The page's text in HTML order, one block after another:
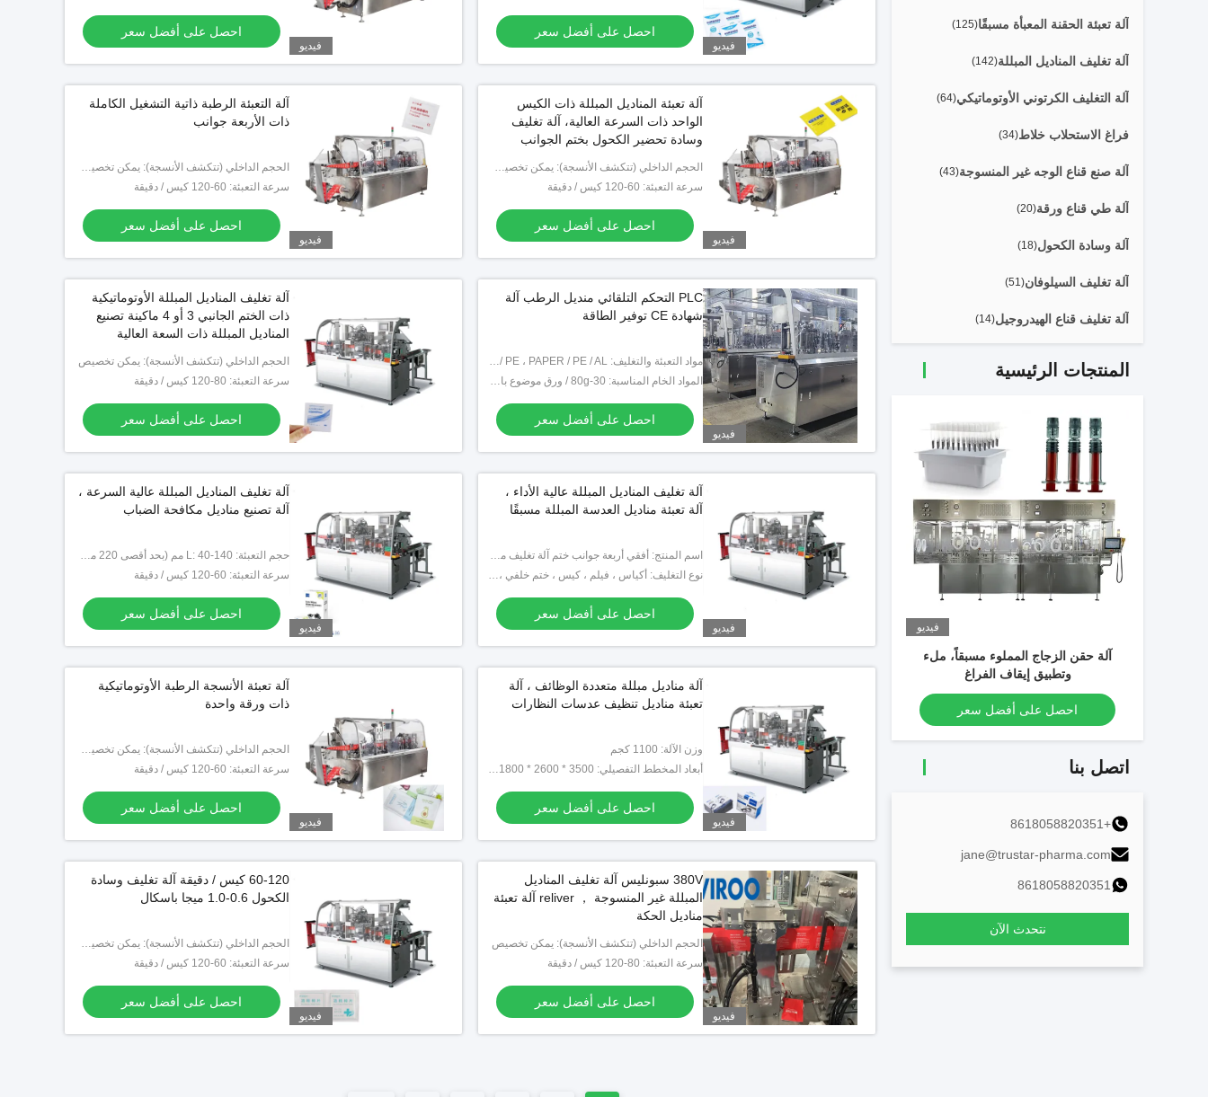
آلة تعبئة الحقنة المعبأة مسبقًا(125)
آلة تغليف المناديل المبللة(142)
آلة التغليف الكرتوني الأوتوماتيكي(64)
فراغ الاستحلاب خلاط(34)
آلة صنع قناع الوجه غير المنسوجة(43)
آلة طي قناع ورقة(20)
آلة وسادة الكحول(18)
آلة تغليف السيلوفان(51)
آلة تغليف قناع الهيدروجيل(14)
المنتجات الرئيسية
فيديو
آلة حقن الزجاج المملوء مسبقاً، ملء
وتطبيق إيقاف الفراغ
احصل على أفضل سعر
فيديو
تفريغ وحماية من التدفق الصفحي
احصل على أفضل سعر
الأوتوماتيكية
احصل على أفضل سعر
اتصل بنا
+8618058820351
jane@trustar-pharma.com
8618058820351
نتحدث الآن
فيديو
احصل على أفضل سعر
فيديو
احصل على أفضل سعر
فيديو
آلة تعبئة المناديل المبللة ذات الكيس
الواحد ذات السرعة العالية، آلة تغليف
وسادة تحضير الكحول بختم الجوانب
الحجم الداخلي (تتكشف الأنسجة): يمكن تخصيصها
سرعة التعبئة: 60-120 كيس / دقيقة
احصل على أفضل سعر
فيديو
آلة التعبئة الرطبة ذاتية التشغيل الكاملة
ذات الأربعة جوانب
الحجم الداخلي (تتكشف الأنسجة): يمكن تخصيصها
سرعة التعبئة: 60-120 كيس / دقيقة
احصل على أفضل سعر
فيديو
PLC التحكم التلقائي منديل الرطب آلة
شهادة CE توفير الطاقة
مواد التعبئة والتغليف: CPP / AL / PE ، BOPP / PE / AL / PE ، PAPER / PE / AL
المواد الخام المناسبة: 30-80g / ورق موضوع بالهواء ، قماش سبونليس / قماش غير منسوج مدلفن على الساخن
احصل على أفضل سعر
آلة تغليف المناديل المبللة الأوتوماتيكية
ذات الختم الجانبي 3 أو 4 ماكينة تصنيع
المناديل المبللة ذات السعة العالية
الحجم الداخلي (تتكشف الأنسجة): يمكن تخصيص
سرعة التعبئة: 80-120 كيس / دقيقة
احصل على أفضل سعر
فيديو
آلة تغليف المناديل المبللة عالية الأداء ،
آلة تعبئة مناديل العدسة المبللة مسبقًا
اسم المنتج: أفقي أربعة جوانب ختم آلة تغليف مناديل مبللة
نوع التغليف: أكياس ، فيلم ، كيس ، ختم خلفي ، كيس ختم 3 جوانب
احصل على أفضل سعر
فيديو
آلة تغليف المناديل المبللة عالية السرعة ،
آلة تصنيع مناديل مكافحة الضباب
حجم التعبئة: L: 40-140 مم (بحد أقصى 220 مم) W: 40-100 مم
سرعة التعبئة: 60-120 كيس / دقيقة
احصل على أفضل سعر
فيديو
آلة مناديل مبللة متعددة الوظائف ، آلة
تعبئة مناديل تنظيف عدسات النظارات
وزن الآلة: 1100 كجم
أبعاد المخطط التفصيلي: 3500 * 2600 * 1800 مم
احصل على أفضل سعر
فيديو
آلة تعبئة الأنسجة الرطبة الأوتوماتيكية
ذات ورقة واحدة
الحجم الداخلي (تتكشف الأنسجة): يمكن تخصيصها
سرعة التعبئة: 60-120 كيس / دقيقة
احصل على أفضل سعر
فيديو
380V سبونليس آلة تغليف المناديل
المبللة غير المنسوجة ， reliver آلة تعبئة
مناديل الحكة
الحجم الداخلي (تتكشف الأنسجة): يمكن تخصيص
سرعة التعبئة: 80-120 كيس / دقيقة
احصل على أفضل سعر
فيديو
60-120 كيس / دقيقة آلة تغليف وسادة
الكحول 0.6-1.0 ميجا باسكال
الحجم الداخلي (تتكشف الأنسجة): يمكن تخصيصها
سرعة التعبئة: 60-120 كيس / دقيقة
احصل على أفضل سعر